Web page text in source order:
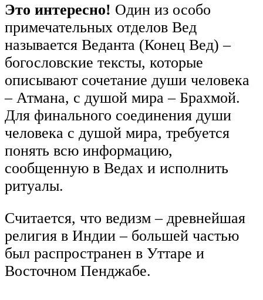
Это интересно! Один из особо
примечательных отделов Вед
называется Веданта (Конец Вед) –
богословские тексты, которые
описывают сочетание души человека
– Атмана, с душой мира – Брахмой.
Для финального соединения души
человека с душой мира, требуется
понять всю информацию,
сообщенную в Ведах и исполнить
ритуалы.
Считается, что ведизм – древнейшая
религия в Индии – большей частью
был распространен в Уттаре и
Восточном Пенджабе.